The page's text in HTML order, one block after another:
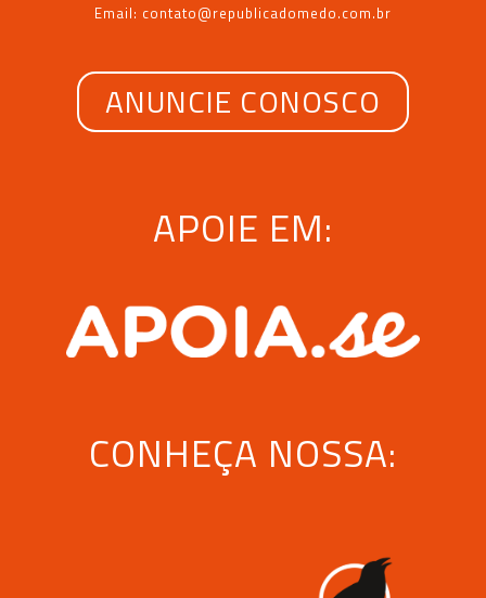
Email: contato@republicadomedo.com.br
ANUNCIE CONOSCO
APOIE EM:
CONHEÇA NOSSA: